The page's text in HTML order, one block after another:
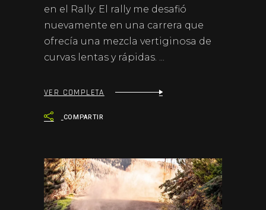
en el Rally: El rally me desafió
nuevamente en una carrera que
ofrecía una mezcla vertiginosa de
curvas lentas y rápidas.
VER COMPLETA
COMPARTIR